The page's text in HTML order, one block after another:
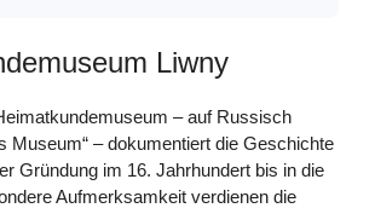
Liwny
– auf Russisch
Museum“ – dokumentiert die Geschichte
Gründung im 16. Jahrhundert bis in die
Aufmerksamkeit verdienen die